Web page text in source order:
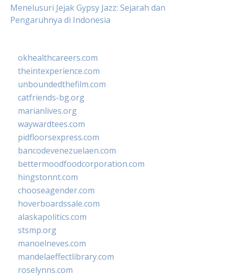
Menelusuri Jejak Gypsy Jazz: Sejarah dan
Pengaruhnya di Indonesia
okhealthcareers.com
theintexperience.com
unboundedthefilm.com
catfriends-bg.org
marianlives.org
waywardtees.com
pidfloorsexpress.com
bancodevenezuelaen.com
bettermoodfoodcorporation.com
hingstonnt.com
chooseagender.com
hoverboardssale.com
alaskapolitics.com
stsmp.org
manoelneves.com
mandelaeffectlibrary.com
roselynns.com